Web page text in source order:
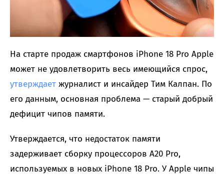
На старте продаж смартфонов iPhone 18 Pro Apple
может не удовлетворить весь имеющийся спрос,
утверждает журналист и инсайдер Тим Калпан. По
его данным, основная проблема — старый добрый
дефицит чипов памяти.
Утверждается, что недостаток памяти
задерживает сборку процессоров A20 Pro,
используемых в новых iPhone 18 Pro. У Apple чипы